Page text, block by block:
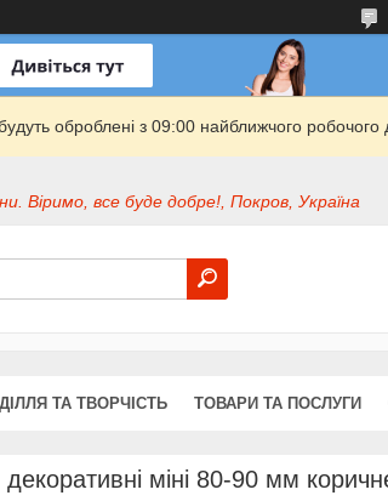
оброблені з 09:00 найближчого робочого
Віримо, все буде добре!, Покров, Україна
ТА ТВОРЧІСТЬ ТОВАРИ ТА ПОСЛУГИ
декоративні міні 80-90 мм